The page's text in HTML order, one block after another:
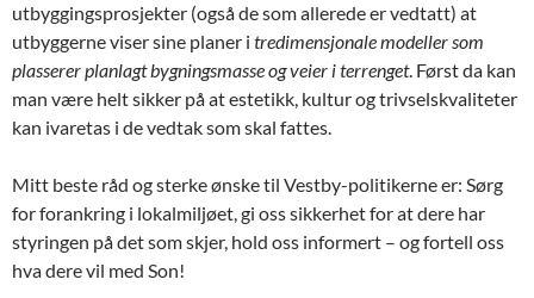
utbyggingsprosjekter (også de som allerede er vedtatt) at
utbyggerne viser sine planer i tredimensjonale modeller som
plasserer planlagt bygningsmasse og veier i terrenget. Først da kan
man være helt sikker på at estetikk, kultur og trivselskvaliteter
kan ivaretas i de vedtak som skal fattes.
Mitt beste råd og sterke ønske til Vestby-politikerne er: Sørg
for forankring i lokalmiljøet, gi oss sikkerhet for at dere har
styringen på det som skjer, hold oss informert – og fortell oss
hva dere vil med Son!